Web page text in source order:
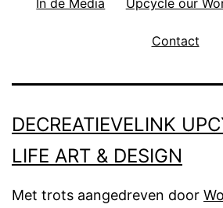
Contact
DECREATIEVELINK
LIFE ART & DESIGN
Met trots aangedreven door